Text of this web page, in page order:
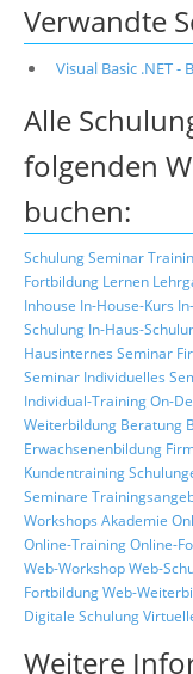
Verwandte
Visual Basic .NET -
Alle
folgenden
buchen:
SchulungSeminar
Fortbildung Lernen
Inhouse In-House-Kurs
Schulung In-Haus-
Hausinternes Seminar
Seminar Individuelles
Individual-TrainingOn-
Weiterbildung Beratung
Erwachsenenbildung
Kundentraining
Seminare
Workshops Akademie
Online-TrainingOnline-
Web-WorkshopWeb-
FortbildungWeb-
Digitale Schulung
Weitere